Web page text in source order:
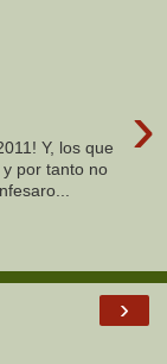
›
Y, los que
por tanto no
›